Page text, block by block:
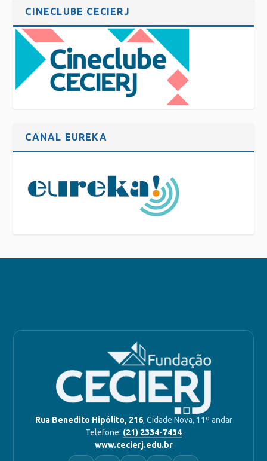
CINECLUBE CECIERJ
CANAL EUREKA
Rua Benedito Hipólito, 216, Cidade Nova, 11º andar
Telefone: (21) 2334-7434
www.cecierj.edu.br